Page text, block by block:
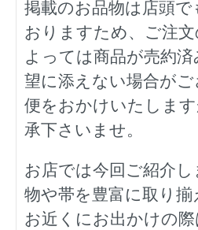
掲載のお品物は店頭で
おりますため、ご注
よっては商品が売約
望に添えない場合が
便をおかけいたしま
承下さいませ。
お店では今回ご紹介
物や帯を豊富に取り揃
お近くにお出かけの